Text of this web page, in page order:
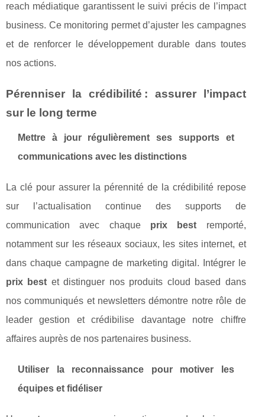
reach médiatique garantissent le suivi précis de l’impact
business. Ce monitoring permet d’ajuster les campagnes
et de renforcer le développement durable dans toutes
nos actions.
Pérenniser la crédibilité : assurer l’impact
sur le long terme
Mettre à jour régulièrement ses supports et
communications avec les distinctions
La clé pour assurer la pérennité de la crédibilité repose
sur l’actualisation continue des supports de
communication avec chaque prix best remporté,
notamment sur les réseaux sociaux, les sites internet, et
dans chaque campagne de marketing digital. Intégrer le
prix best et distinguer nos produits cloud based dans
nos communiqués et newsletters démontre notre rôle de
leader gestion et crédibilise davantage notre chiffre
affaires auprès de nos partenaires business.
Utiliser la reconnaissance pour motiver les
équipes et fidéliser